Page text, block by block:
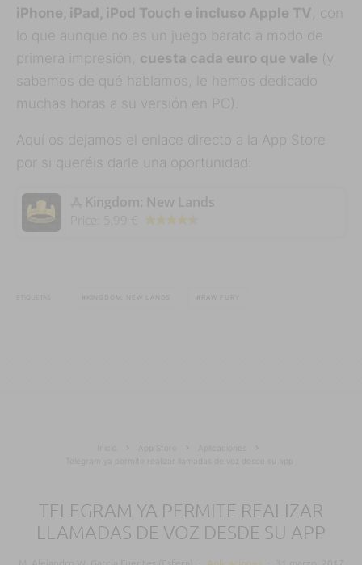
iPhone, iPad, iPod Touch e incluso Apple TV, con
lo que aunque no es un juego barato a modo de
primera impresión, cuesta cada euro que vale (y
sabemos de qué hablamos, le hemos dedicado
muchas horas a su versión en PC).
Aquí os dejamos el enlace directo a la App Store
por si queréis darle una oportunidad:
‎Kingdom: New Lands
KINGDOM: NEW LANDS RAW FURY
App Store
Aplicaciones
Telegram ya permite realizar llamadas de voz desde su app
TELEGRAM YA PERMITE REALIZAR
LLAMADAS DE VOZ DESDE SU APP